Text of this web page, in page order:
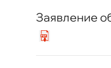
Заявление